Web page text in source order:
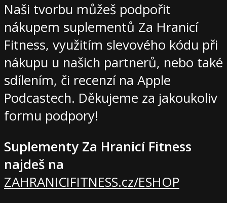
Naši tvorbu můžeš podpořit
nákupem suplementů Za Hranicí
Fitness, využitím slevového kódu při
nákupu u našich partnerů, nebo také
sdílením, či recenzí na Apple
Podcastech. Děkujeme za jakoukoliv
formu podpory!
Suplementy Za Hranicí Fitness
najdeš na
ZAHRANICIFITNESS.cz/ESHOP